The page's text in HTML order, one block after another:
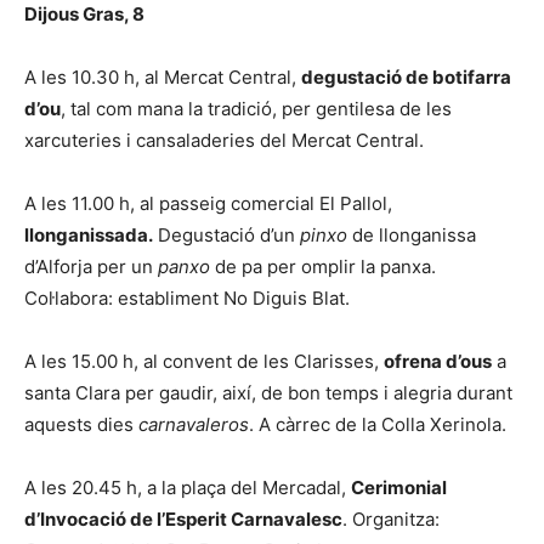
Dijous Gras, 8
A les 10.30 h, al Mercat Central, degustació de botifarra
d’ou, tal com mana la tradició, per gentilesa de les
xarcuteries i cansaladeries del Mercat Central.
A les 11.00 h, al passeig comercial El Pallol,
llonganissada. Degustació d’un pinxo de llonganissa
d’Alforja per un panxo de pa per omplir la panxa.
Col·labora: establiment No Diguis Blat.
A les 15.00 h, al convent de les Clarisses, ofrena d’ous a
santa Clara per gaudir, així, de bon temps i alegria durant
aquests dies carnavaleros. A càrrec de la Colla Xerinola.
A les 20.45 h, a la plaça del Mercadal, Cerimonial
d’Invocació de l’Esperit Carnavalesc. Organitza: